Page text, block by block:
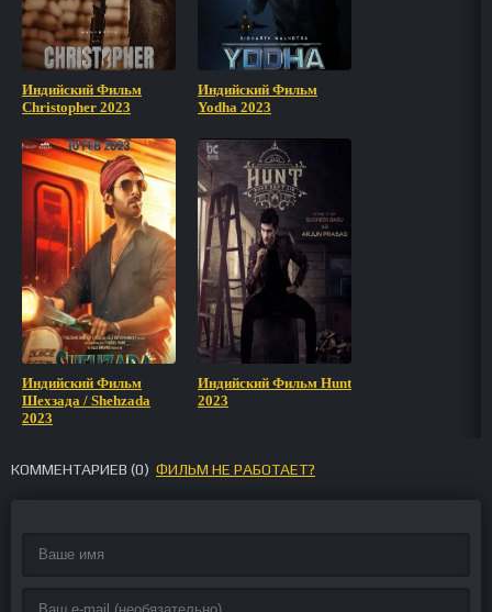
Индийский Фильм
Christopher 2023
Индийский Фильм
Yodha 2023
Индийский Фильм
Шехзада / Shehzada
2023
Индийский Фильм Hunt
2023
КОММЕНТАРИЕВ (0) ФИЛЬМ НЕ РАБОТАЕТ?